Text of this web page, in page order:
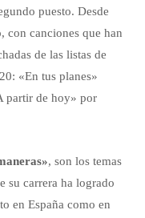
puesto. Desde
con canciones que han
de las listas de
«En tus planes»
partir de hoy» por
, son los temas
su carrera ha logrado
en España como en